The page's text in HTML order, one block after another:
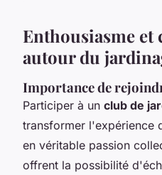
Enthousiasme et
autour du
Importance de
Participer à un club de
transformer l'expérience
en véritable passion
offrent la possibilité